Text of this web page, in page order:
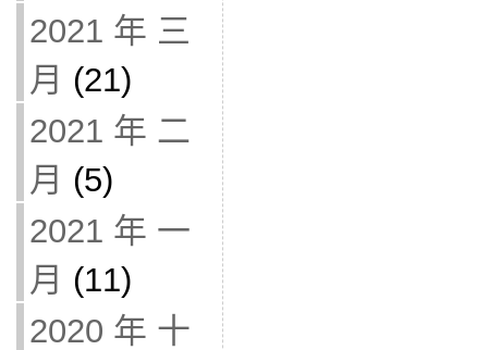
2021 年 三
月 (21)
2021 年 二
月 (5)
2021 年 一
月 (11)
2020 年 十